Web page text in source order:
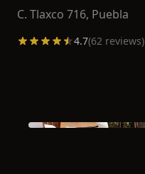
C. Tlaxco 716, Puebla
4.7(62 reviews)